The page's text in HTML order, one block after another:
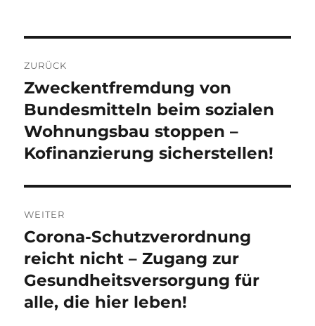
ZURÜCK
Vorheriger
Beitrag:
Zweckentfremdung von
Bundesmitteln beim sozialen
Wohnungsbau stoppen –
Kofinanzierung sicherstellen!
WEITER
Nächster
Beitrag:
Corona-Schutzverordnung
reicht nicht – Zugang zur
Gesundheitsversorgung für
alle, die hier leben!